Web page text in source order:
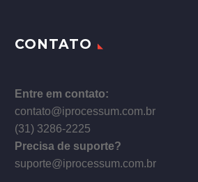
CONTATO
Entre em contato:
contato@iprocessum.com.br
(31) 3286-2225
Precisa de suporte?
suporte@iprocessum.com.br